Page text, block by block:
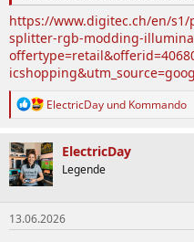
https://www.digitec.ch/en/
splitter-rgb-modding-
R
k
t
i
o
n
e
n
ElectricDay und Kommando
ElectricDay
Legende
13.06.2026